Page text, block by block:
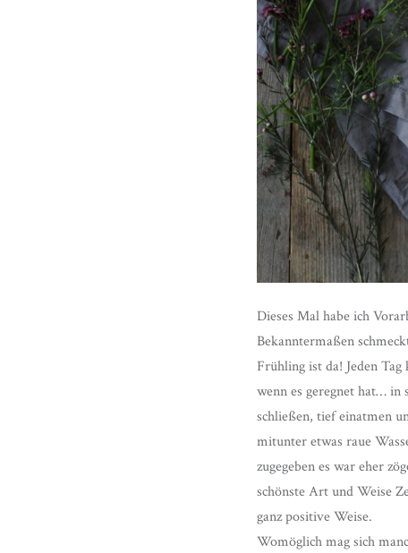
Dieses Mal habe ich
Bekanntermaßen
Frühling ist da! Jeden
wenn es geregnet hat… in
schließen, tief einatmen
mitunter etwas raue
zugegeben es war eher
schönste Art und Weise
ganz positive Weise.
Womöglich mag sich